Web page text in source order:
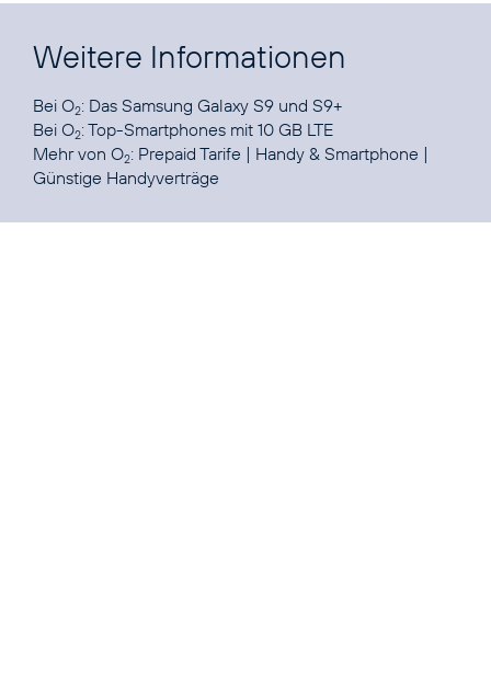
Weitere Informationen
Bei O2: Das Samsung Galaxy S9 und S9+
Bei O2:Top-Smartphones mit 10 GB LTE
Mehr von O2: Prepaid Tarife | Handy & Smartphone |
Günstige Handyverträge